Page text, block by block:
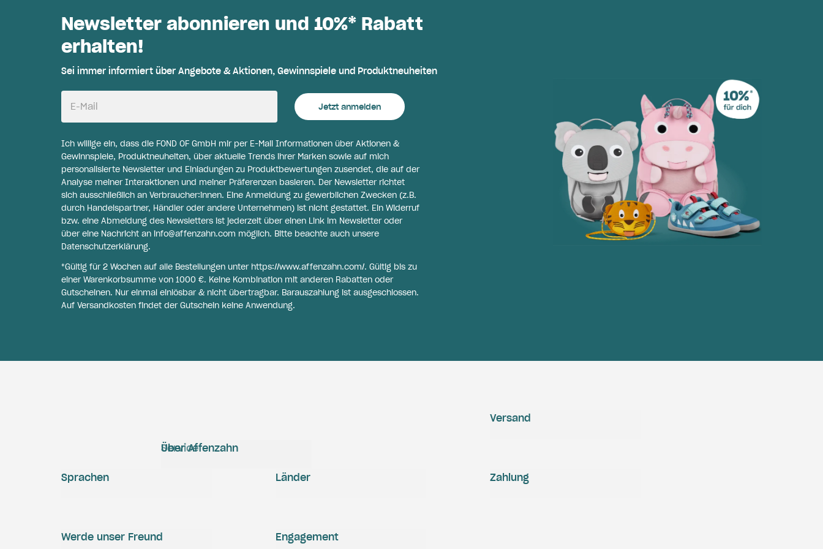
Newsletter abonnieren und 10%* Rabatt
erhalten!
Sei immer informiert über Angebote & Aktionen, Gewinnspiele und Produktneuheiten
E-Mail Jetzt anmelden
Ich willige ein, dass die FOND OF GmbH mir per E-Mail Informationen über Aktionen &
Gewinnspiele, Produktneuheiten, über aktuelle Trends ihrer Marken sowie auf mich
personalisierte Newsletter und Einladungen zu Produktbewertungen zusendet, die auf der
Analyse meiner Interaktionen und meiner Präferenzen basieren. Der Newsletter richtet
sich ausschließlich an Verbraucher:innen. Eine Anmeldung zu gewerblichen Zwecken (z.B.
durch Handelspartner, Händler oder andere Unternehmen) ist nicht gestattet. Ein Widerruf
bzw. eine Abmeldung des Newsletters ist jederzeit über einen Link im Newsletter oder
über eine Nachricht an info@affenzahn.com möglich. Bitte beachte auch unsere
Datenschutzerklärung.
*Gültig für 2 Wochen auf alle Bestellungen unter https://www.affenzahn.com/. Gültig bis zu
einer Warenkorbsumme von 1000 €. Keine Kombination mit anderen Rabatten oder
Gutscheinen. Nur einmal einlösbar & nicht übertragbar. Barauszahlung ist ausgeschlossen.
Auf Versandkosten findet der Gutschein keine Anwendung.
Service
Über Affenzahn
Versand
Zahlung
Engagement
Werde unser Freund
Sprachen Länder